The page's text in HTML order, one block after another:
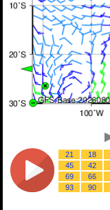
18
21
42
45
66
69
90
93